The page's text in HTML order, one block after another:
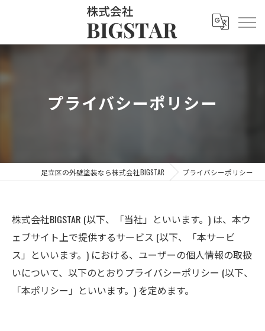
プライバシーポリシー
足立区の外壁塗装なら株式会社BIGSTAR プライバシーポリシー
株式会社BIGSTAR (以下、「当社」といいます。) は、本ウ
ェブサイト上で提供するサービス (以下、「本サービ
ス」といいます。) における、ユーザーの個人情報の取扱
いについて、以下のとおりプライバシーポリシー (以下、
「本ポリシー」といいます。) を定めます。